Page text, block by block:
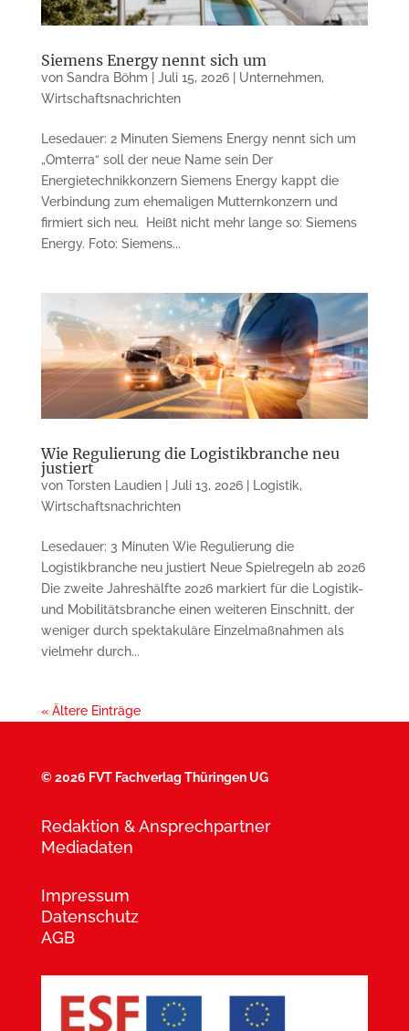
Siemens Energy nennt sich um
von Sandra Böhm Juli 15, 2026| Unternehmen,
Wirtschaftsnachrichten
Lesedauer: 2 Minuten Siemens Energy nennt sich um
„Omterra“ soll der neue Name sein Der
Energietechnikkonzern Siemens Energy kappt die
Verbindung zum ehemaligen Mutternkonzern und
firmiert sich neu. Heißt nicht mehr lange so: Siemens
Energy. Foto: Siemens...
Wie Regulierung die Logistikbranche neu
justiert
von Torsten Laudien| Juli 13, 2026| Logistik,
Wirtschaftsnachrichten
Lesedauer: 3 Minuten Wie Regulierung die
Logistikbranche neu justiert Neue Spielregeln ab 2026
Die zweite Jahreshälfte 2026 markiert für die Logistik-
und Mobilitätsbranche einen weiteren Einschnitt, der
weniger durch spektakuläre Einzelmaßnahmen als
vielmehr durch...
« Ältere Einträge
©2026 FVT Fachverlag Thüringen UG
Redaktion & Ansprechpartner
Mediadaten
Impressum
Datenschutz
AGB